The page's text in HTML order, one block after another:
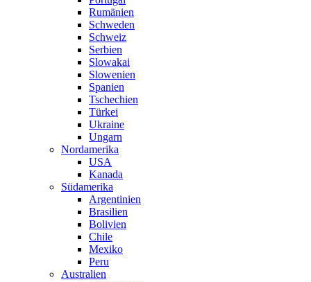
Rumänien
Schweden
Schweiz
Serbien
Slowakai
Slowenien
Spanien
Tschechien
Türkei
Ukraine
Ungarn
Nordamerika
USA
Kanada
Südamerika
Argentinien
Brasilien
Bolivien
Chile
Mexiko
Peru
Australien